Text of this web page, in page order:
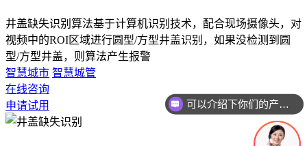
井盖缺失识别算法基于计算机识别技术，配合现场摄像头，对
视频中的ROI区域进行圆型/方型井盖识别，如果没检测到圆
型/方型井盖，则算法产生报警
智慧城市 智慧城管
在线咨询
申请试用
可以介绍下你们的产品么